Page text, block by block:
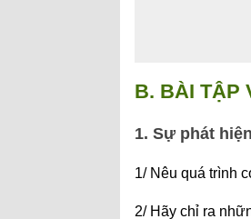
B. BÀI TẬP
1. Sự phát
1/ Nêu quá trình
2/ Hãy chỉ ra